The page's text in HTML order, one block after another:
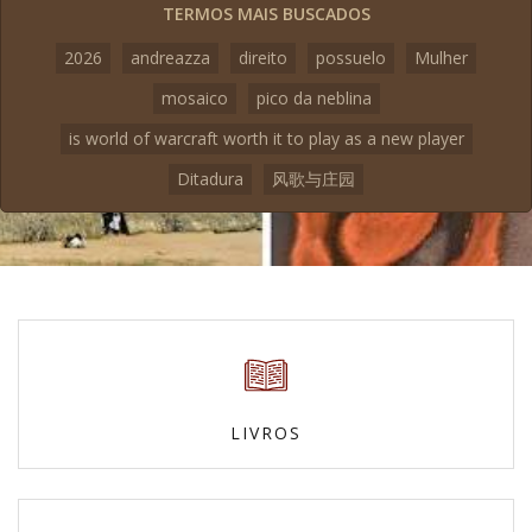
TERMOS MAIS BUSCADOS
2026
andreazza direito possuelo
Mulher
mosaico
pico da neblina
is world of warcraft worth it to play as a new player
Ditadura
风歌与庄园
LIVROS